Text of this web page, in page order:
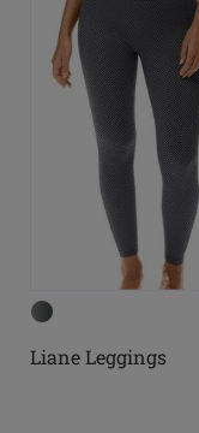
Liane Leggings